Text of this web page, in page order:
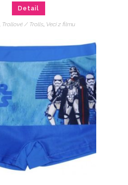
Detail
Trollové / Trolls Veci z filmu